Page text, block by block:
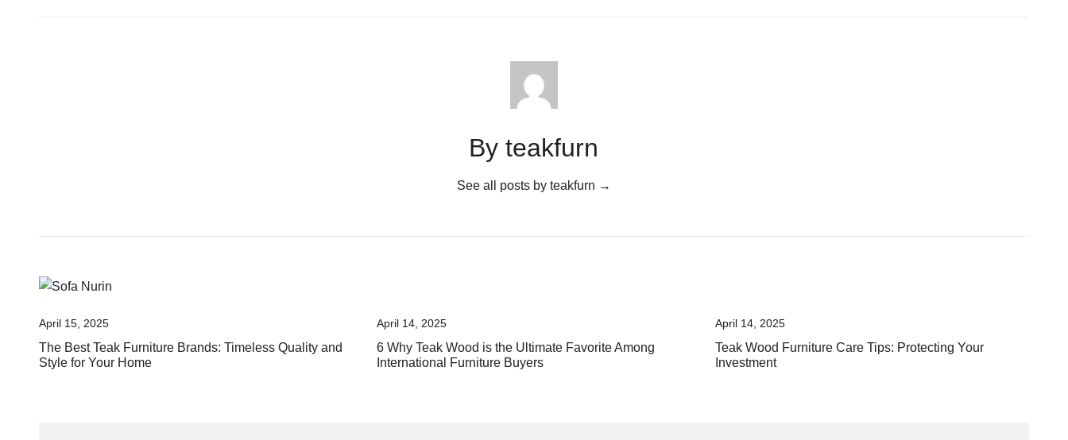
By teakfurn
See all posts by teakfurn →
April 15, 2025
The Best Teak Furniture Brands: Timeless Quality and
Style for Your Home
April 14, 2025
6 Why Teak Wood is the Ultimate Favorite Among
International Furniture Buyers
April 14, 2025
Teak Wood Furniture Care Tips: Protecting Your
Investment